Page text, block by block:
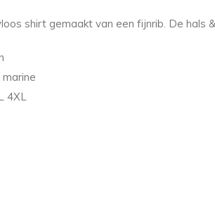
shirt gemaakt van een fijnrib. De hals
4XL